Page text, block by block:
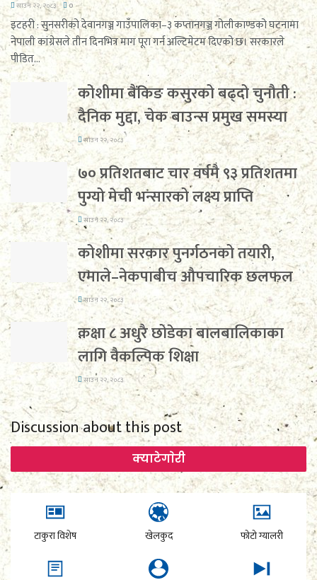
साउन २२, २०८३ 0
इटहरी : सुनसरीको देवानगञ्ज गाउँपालिका–३ कप्तानगञ्ज गोलीकाण्डको घटनामा
नेपाली कांग्रेसले तीन दिनभित्र माग पूरा गर्न अल्टिमेटम दिएको छ। सरकारले
पीडित...
कोशीमा बैंकिङ कसुरको बढ्दो चुनौती :
दैनिक मुद्दा, चेक बाउन्स प्रमुख समस्या
साउन २२, २०८३
७० प्रतिशतबाट चार वर्षमै ९३ प्रतिशतमा
पुग्यो मेची भन्सारको लक्ष्य प्राप्ति
साउन २२, २०८३
कोशीमा सरकार पुनर्गठनको तयारी,
एमाले–नेकपाबीच औपचारिक छलफल
साउन २२, २०८३
कक्षा ८ अधुरै छोडेका बालबालिकाका
लागि वैकल्पिक शिक्षा
साउन २२, २०८३
Discussion about this post
क्याटेगाेरी
टाकुरा विशेष खेलकुद फोटो ग्यालरी